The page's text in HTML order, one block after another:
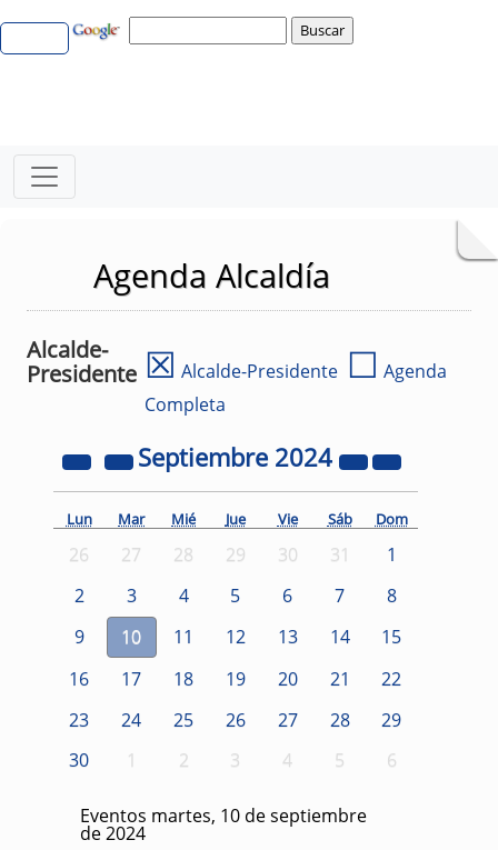
Agenda Alcaldía
Alcalde-
Presidente ☒ Alcalde-Presidente ☐ Agenda
Completa
Septiembre 2024
Lun Mar Mié Jue Vie Sáb Dom
26 27 28 29 30 31
1
2
3 4 5 6 7
8
9
10 11 12 13 14
15
16
17 18 19 20 21
22
23
24 25 26 27 28
29
30
1 2 3 4 5 6
Eventos martes, 10 de septiembre
de 2024